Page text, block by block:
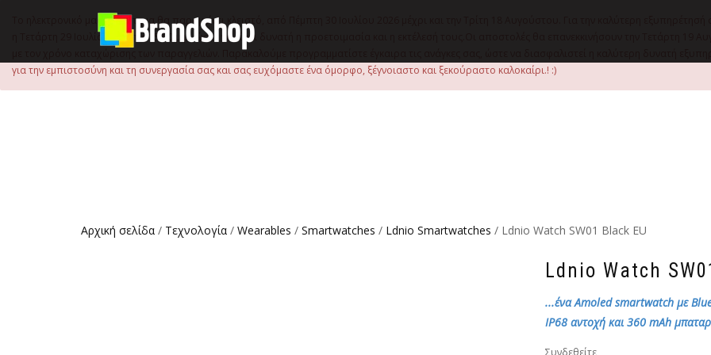
Το ηλεκτρονικό μας κατάστημα θα παραμείνει κλειστό, από Πέμπτη 30 Ιουλίου 2026 μέχρι και την Τρίτη 18 Αυγούστου. Για την καλύτερη
η Τετάρτη 29 Ιουλίου, έως τις 15:00 μ.μ., ώστε να είναι δυνατή η προετοιμασία και η εκτέλεσή τους.Οι αποστολές θα επανεκκινήσουν την Τετάρτη
με τον χρόνο καταχώρισης των παραγγελιών. Παρακαλούμε προγραμματίστε έγκαιρα τις ανάγκες σας, ώστε να διασφαλιστεί η καλύτερη δυνατή
για την εμπιστοσύνη και τη συνεργασία σας και σας ευχόμαστε ένα όμορφο, ξέγνοιαστο και ξεκούραστο καλοκαίρι.! :)
Αρχική σελίδα / Τεχνολογία / Wearables / Smartwatches / Ldnio Smartwatches / Ldnio Watch SW01 Black EU
Ldnio Watch
...ένα Amoled smartwatch με
IP68 αντοχή και 360 mAh